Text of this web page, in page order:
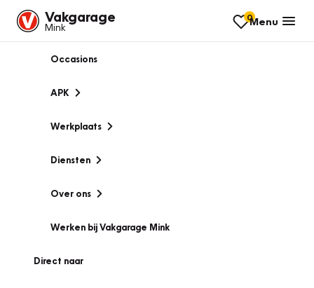
Vakgarage
Mink
0Menu
Occasions
APK
Werkplaats
Diensten
Over ons
Werken bij Vakgarage Mink
Direct naar